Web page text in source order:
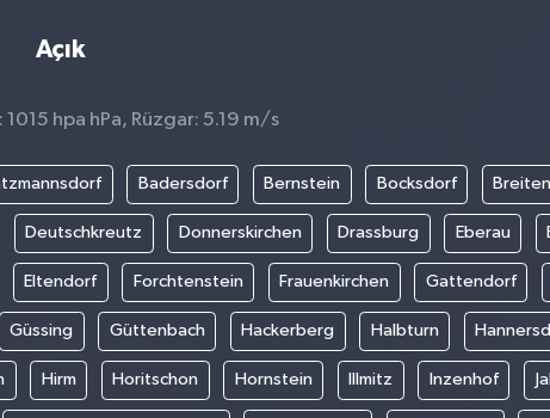
Açık
1015 hpa hPa, Rüzgar: 5.19 m/s
Badersdorf Bernstein Bocksdorf
Deutschkreutz Donnerskirchen Drassburg Eberau
Eltendorf Forchtenstein Frauenkirchen Gattendorf
Güssing Güttenbach Hackerberg Halbturn
Hirm Horitschon Hornstein Illmitz Inzenhof